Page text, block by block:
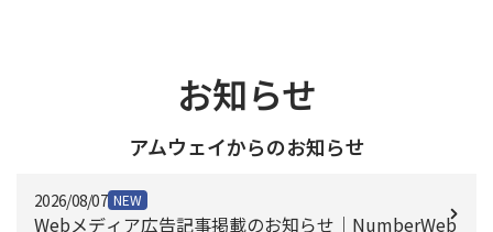
お知らせ
アムウェイからのお知らせ
2026/08/07 NEW
Webメディア広告記事掲載のお知らせ｜NumberWeb